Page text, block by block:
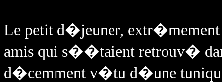
Le petit d�jeuner,
amis qui s��taient retrouv�
d�cemment v�tu d�une